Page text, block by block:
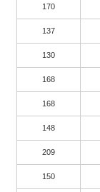
170
137
130
168
168
148
209
150